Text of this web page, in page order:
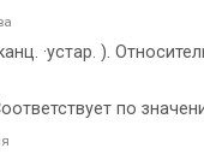
·устар. ).
по